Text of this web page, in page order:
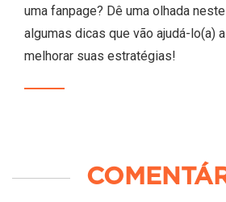
uma fanpage? Dê uma olhada
algumas dicas que vão ajudá-lo(a)
melhorar suas estratégias!